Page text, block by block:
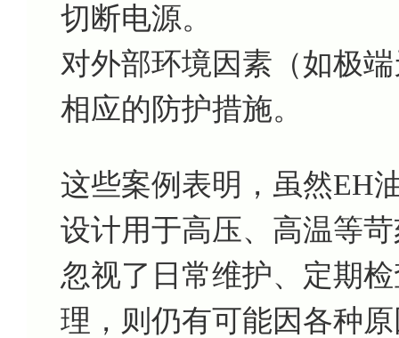
切断电源。
对外部环境因素（如极
相应的防护措施。
这些案例表明，虽然EH
设计用于高压、高温等
忽视了日常维护、定期
理，则仍有可能因各种